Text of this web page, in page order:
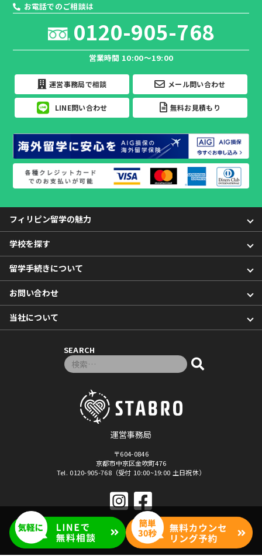
お電話でのご相談は
0120-905-768
営業時間 10:00～19:00
運営事務局で相談 メール問い合わせ
LINE問い合わせ 無料お見積もり
フィリピン留学の魅力
学校を探す
留学手続きについて
お問い合わせ
当社について
SEARCH
検索対象:
運営事務局
〒604-0846
京都市中京区金吹町476
Tel. 0120-905-768（受付 10:00~19:00 土日祝休）
© 2026年 「マナベル」セブ島留学・フィリピン留学 By Stabro All rights reseved.